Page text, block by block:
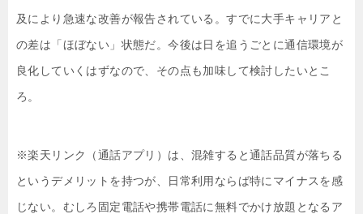
及により急速な改善が報告されている。すでに大手キャリアと
の差は「ほぼない」状態だ。今後は日を追うごとに通信環境が
良化していくはずなので、その点も加味して検討したいとこ
ろ。
※楽天リンク（通話アプリ）は、混雑すると通話品質が落ちる
というデメリットを持つが、日常利用ならば特にマイナスを感
じない。むしろ固定電話や携帯電話に無料でかけ放題となるア